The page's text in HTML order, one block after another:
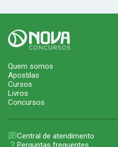
Quem somos
Apostilas
Cursos
Livros
Concursos
Central de atendimento
Perguntas frequentes